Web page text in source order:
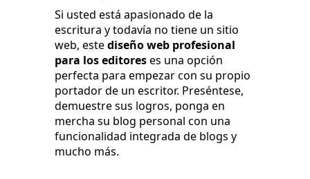
Si usted está apasionado de la
escritura y todavía no tiene un sitio
web, estediseño web profesional
para los editoreses una opción
perfecta para empezar con su propio
portador de un escritor. Preséntese,
demuestre sus logros, ponga en
mercha su blog personal con una
funcionalidad integrada de blogs y
mucho más.